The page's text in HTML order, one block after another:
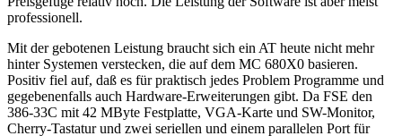
professionell.
Mit der gebotenen Leistung braucht sich ein AT heute nicht mehr
hinter Systemen verstecken, die auf dem MC 680X0 basieren.
Positiv fiel auf, daß es für praktisch jedes Problem Programme und
gegebenenfalls auch Hardware-Erweiterungen gibt. Da FSE den
386-33C mit 42 MByte Festplatte, VGA-Karte und SW-Monitor,
Cherry-Tastatur und zwei seriellen und einem parallelen Port für